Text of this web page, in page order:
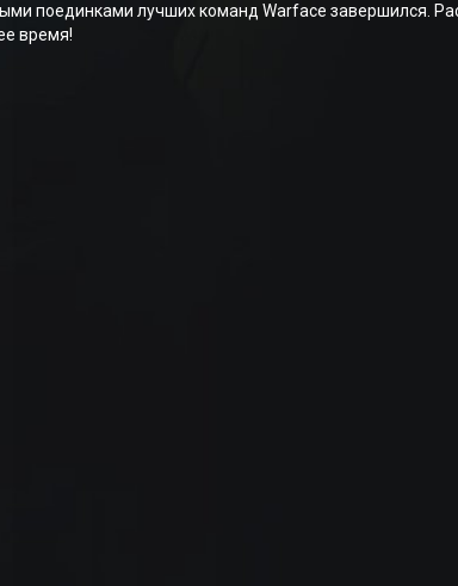
поединками лучших команд Warface завершился.
время!